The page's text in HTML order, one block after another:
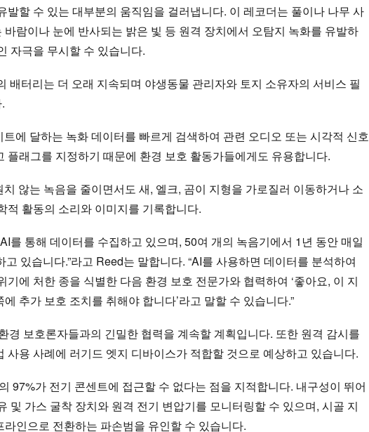
발할 수 있는 대부분의 움직임을 걸러냅니다. 이 레코더는 풀이나 나무 사
바람이나 눈에 반사되는 밝은 빛 등 원격 장치에서 오탐지 녹화를 유발하
자극을 무시할 수 있습니다.
배터리는 더 오래 지속되며 야생동물 관리자와 토지 소유자의 서비스 필
에 달하는 녹화 데이터를 빠르게 검색하여 관련 오디오 또는 시각적 신호
플래그를 지정하기 때문에 환경 보호 활동가들에게도 유용합니다.
않는 녹음을 줄이면서도 새, 엘크, 곰이 지형을 가로질러 이동하거나 소
적 활동의 소리와 이미지를 기록합니다.
를 통해 데이터를 수집하고 있으며, 50여 개의 녹음기에서 1년 동안 매일
있습니다.”라고 Reed는 말합니다. “AI를 사용하면 데이터를 분석하여
기에 처한 종을 식별한 다음 환경 보호 전문가와 협력하여 ‘좋아요, 이 지
추가 보호 조치를 취해야 합니다’라고 말할 수 있습니다.”
경 보호론자들과의 긴밀한 협력을 계속할 계획입니다. 또한 원격 감시를
사용 사례에 러기드 엣지 디바이스가 적합할 것으로 예상하고 있습니다.
97%가 전기 콘센트에 접근할 수 없다는 점을 지적합니다. 내구성이 뛰어
및 가스 굴착 장치와 원격 전기 변압기를 모니터링할 수 있으며, 시골 지
라인으로 전환하는 파손범을 유인할 수 있습니다.